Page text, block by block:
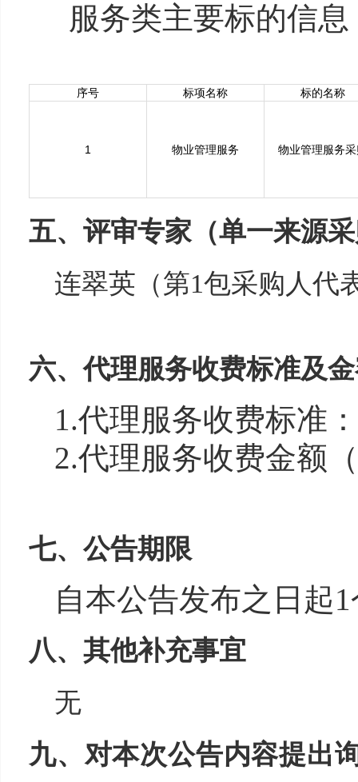
服务类主要标的信息
序号 标项名称 标的名称
1 物业管理服务 物业管理服务
五、评审专家（单一来源
连翠英（第1包采购人代
六、代理服务收费标准及
1.代理服务收费标准：
2.代理服务收费金额
七、公告期限
自本公告发布之日起
八、其他补充事宜
无
九、对本次公告内容提出